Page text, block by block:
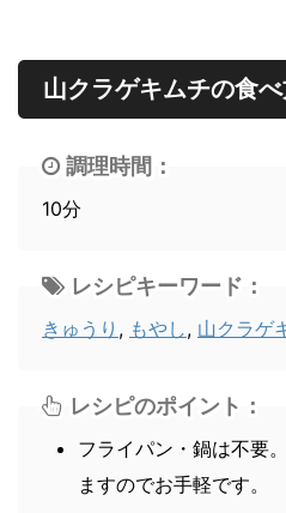
山クラゲキムチの食
調理時間：
10分
レシピのポイント：
フライパン・鍋は不要
ますのでお手軽です。
レシピキーワード：
きゅうり , もやし, 山クラゲ